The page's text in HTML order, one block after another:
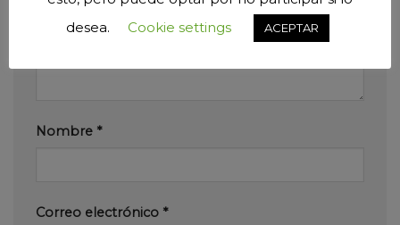
Nombre *
Correo electrónico *
desea.
Cookie settings ACEPTAR